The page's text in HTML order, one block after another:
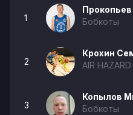
1
Бобкоты
2
Крохин
AIR HAZARD
3
Копылов
Бобкоты